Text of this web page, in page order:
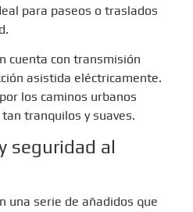
para paseos o traslados
cuenta con transmisión
asistida eléctricamente.
los caminos urbanos
tranquilos y suaves.
seguridad al
una serie de añadidos que